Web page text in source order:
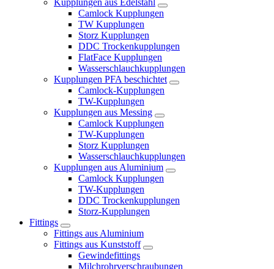
Camlock Kupplungen
TW Kupplungen
Storz Kupplungen
DDC Trockenkupplungen
FlatFace Kupplungen
Wasserschlauchkupplungen
Kupplungen PFA beschichtet
Camlock-Kupplungen
TW-Kupplungen
Kupplungen aus Messing
Camlock Kupplungen
TW-Kupplungen
Storz Kupplungen
Wasserschlauchkupplungen
Kupplungen aus Aluminium
Camlock Kupplungen
TW-Kupplungen
DDC Trockenkupplungen
Storz-Kupplungen
Fittings
Fittings aus Aluminium
Fittings aus Kunststoff
Gewindefittings
Milchrohrverschraubungen